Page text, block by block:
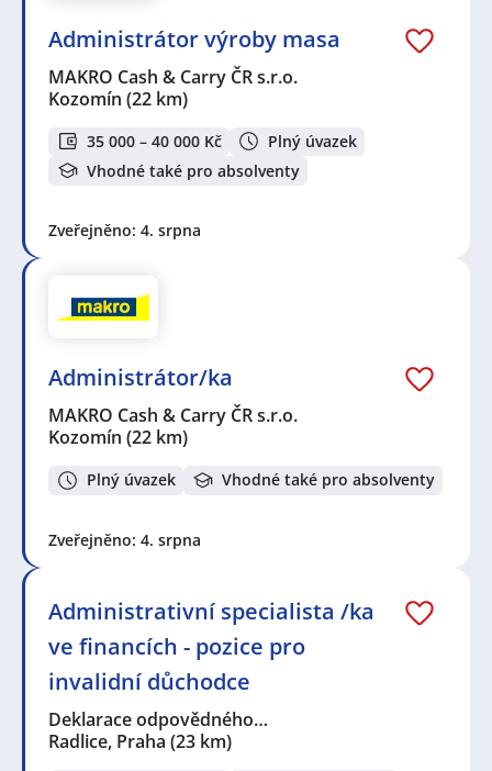
Administrátor výroby masa
MAKRO Cash & Carry ČR s.r.o.
Kozomín (22 km)
35 000 – 40 000 Kč
Plný úvazek
Vhodné také pro absolventy
Zveřejněno: 4. srpna
Administrátor/ka
MAKRO Cash & Carry ČR s.r.o.
Kozomín (22 km)
Plný úvazek Vhodné také pro absolventy
Zveřejněno: 4. srpna
Administrativní specialista /ka
ve financích - pozice pro
invalidní důchodce
Deklarace odpovědného…
Radlice, Praha (23 km)